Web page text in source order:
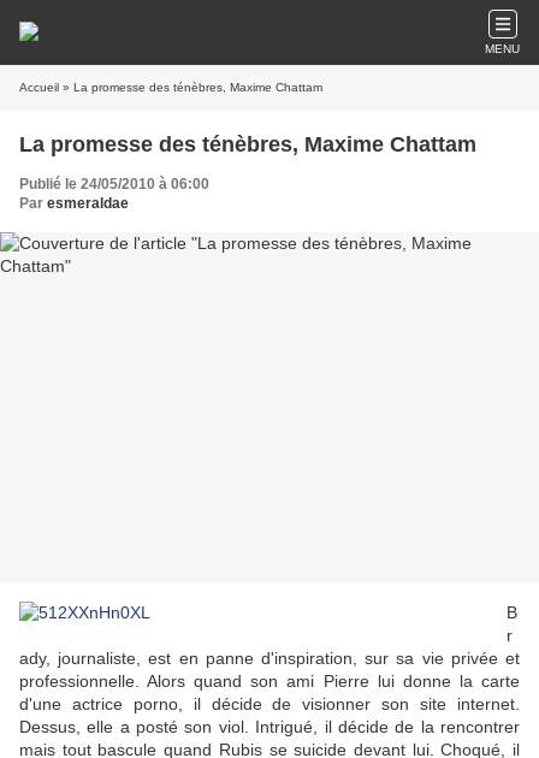
MENU
Accueil » La promesse des ténèbres, Maxime Chattam
La promesse des ténèbres, Maxime Chattam
Publié le 24/05/2010 à 06:00
Par esmeraldae
B
r
ady, journaliste, est en panne d'inspiration, sur sa vie privée et
professionnelle. Alors quand son ami Pierre lui donne la carte
d'une actrice porno, il décide de visionner son site internet.
Dessus, elle a posté son viol. Intrigué, il décide de la rencontrer
mais tout bascule quand Rubis se suicide devant lui. Choqué, il